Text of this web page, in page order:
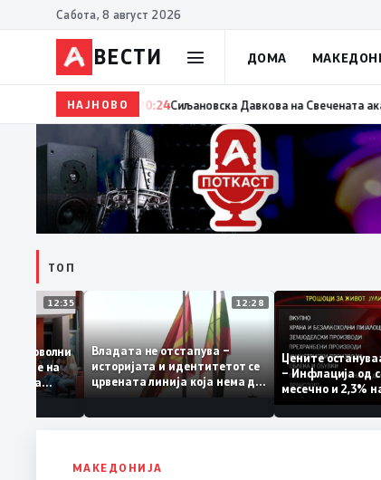
Сабота, 8 август 2026
ВЕСТИ ДОМА
НАЈНОВО
20:24 Сиљановска Давкова на Свечената
ТОП
12:35
се задоволни
учениците на
12:28
Владата не отстапува –
историјата и идентитетот се
црвената линија која нема да
се погази
Цените
– Инфлација
месечно и
ниво
МАКЕДОНИЈА